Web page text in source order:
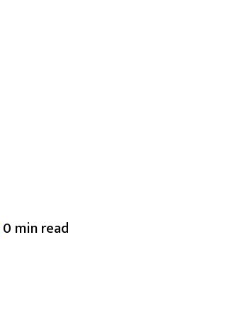
0 min read